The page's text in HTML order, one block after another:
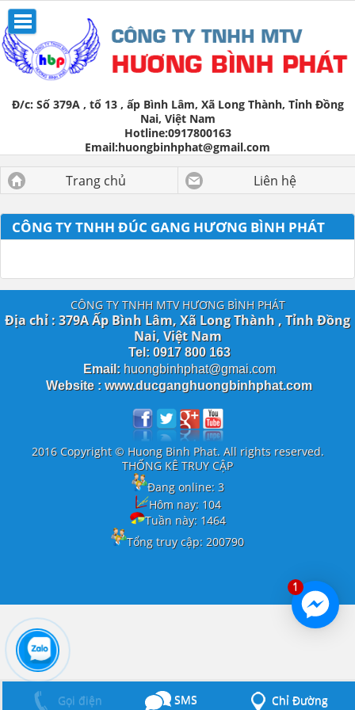
Đ/c: Số 379A , tổ 13 , ấp Bình Lâm, Xã Long Thành, Tỉnh Đồng
Nai, Việt Nam
Hotline:0917800163
Email:huongbinhphat@gmail.com
Trang chủ Liên hệ
CÔNG TY TNHH ĐÚC GANG HƯƠNG BÌNH PHÁT
CÔNG TY TNHH MTV HƯƠNG BÌNH PHÁT
Địa chỉ : 379A Ấp Bình Lâm, Xã Long Thành , Tỉnh Đồng
Nai, Việt Nam
Tel: 0917 800 163
Email: huongbinhphat@gmai.com
Website : www.ducganghuongbinhphat.com
2016 Copyright © Huong Binh Phat. All rights reserved.
THỐNG KÊ TRUY CẬP
Đang online: 3
Hôm nay: 104
Tuần này: 1464
Tổng truy cập: 200790
1
Gọi điện SMS Chỉ Đường